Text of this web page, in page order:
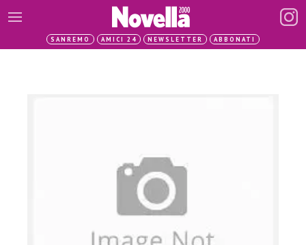
SANREMO AMICI 24 NEWSLETTER ABBONATI